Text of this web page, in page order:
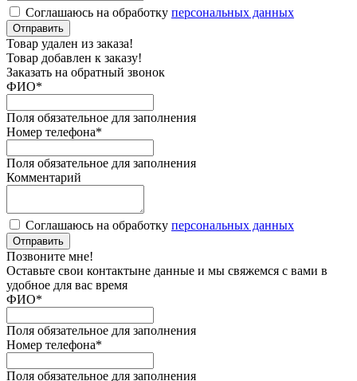
Соглашаюсь на обработку персональных данных
Отправить
Товар удален из заказа!
Товар добавлен к заказу!
Заказать на обратный звонок
ФИО*
Поля обязательное для заполнения
Номер телефона*
Поля обязательное для заполнения
Комментарий
Соглашаюсь на обработку персональных данных
Отправить
Позвоните мне!
Оставьте свои контактыне данные и мы свяжемся с вами в
удобное для вас время
ФИО*
Поля обязательное для заполнения
Номер телефона*
Поля обязательное для заполнения